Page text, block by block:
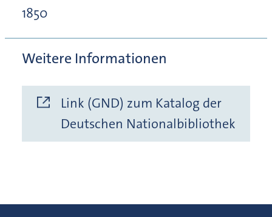
1850
Weitere Informationen
Link (GND) zum Katalog der
Deutschen Nationalbibliothek